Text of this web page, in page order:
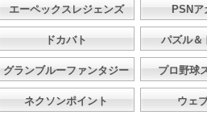
エーペックスレジェンズ PSNア
ドカバト パズル＆
グランブルーファンタジー プロ野球
ネクソンポイント ウェ